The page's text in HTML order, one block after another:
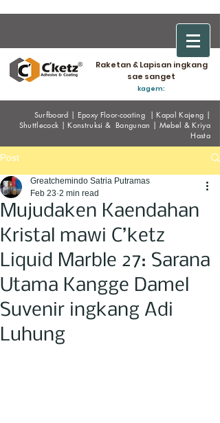
Raketan & Lapisan ingkang
sae sanget
kagem:
Surfboard | Epoxy Floor-coating |Kapal Kajeng |
Shuttlecock |Konstruksi & Bangunan | Mebel & Kriya
Hasta
Post
Mujudaken Kaendahan
Kristal mawi C’ketz
Liquid Marble 27: Sarana
Utama Kangge Damel
Suvenir ingkang Adi
Luhung
Greatchemindo Satria Putramas
Feb 23 2 min read